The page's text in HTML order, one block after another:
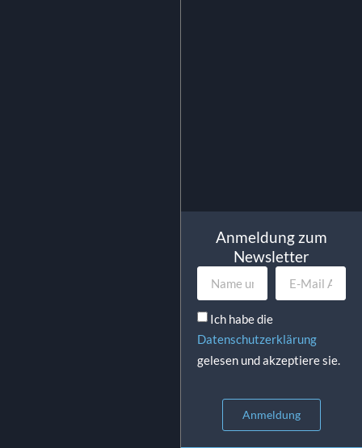
Anmeldung zum
Newsletter
Ich habe die
Datenschutzerklärung
gelesen und akzeptiere sie.
Anmeldung